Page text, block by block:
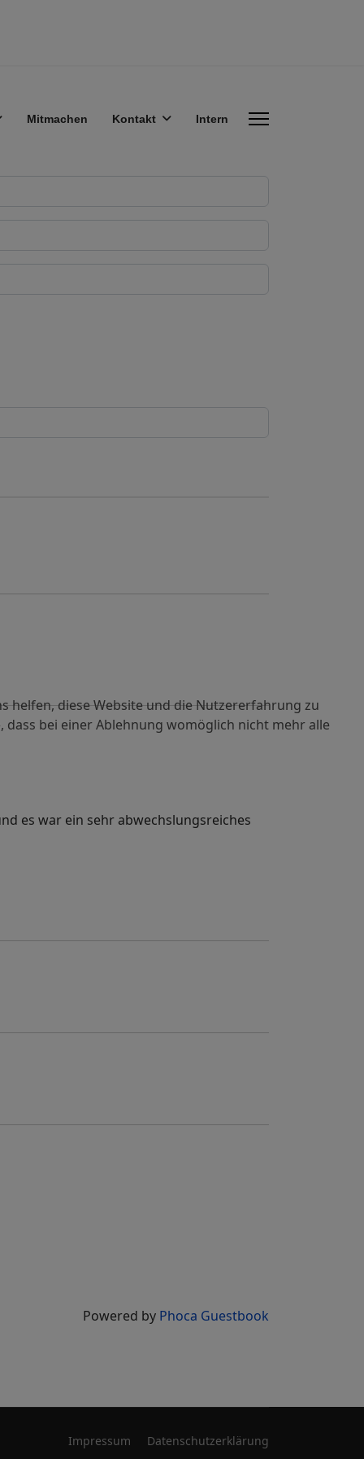
Mitmachen Kontakt Intern
es war ein sehr abwechslungsreiches
Powered by Phoca Guestbook
Impressum Datenschutzerklärung
helfen, diese Website und die Nutzererfahrung zu
dass bei einer Ablehnung womöglich nicht mehr alle